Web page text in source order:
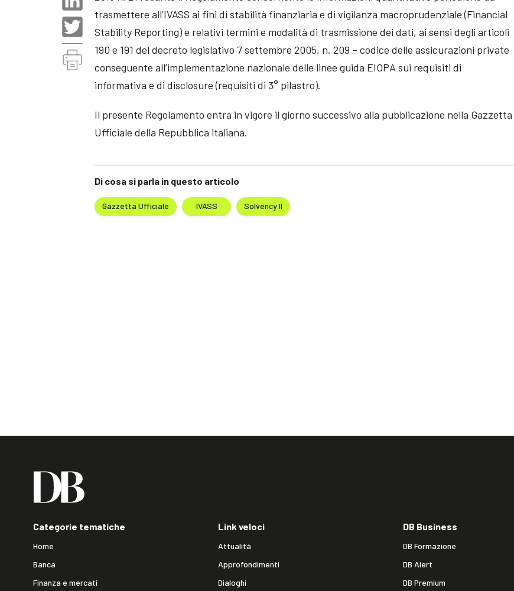
Di cosa si parla in questo articolo
Gazzetta Ufficiale IVASS Solvency II
trasmettere all’IVASS ai fini di stabilità finanziaria e di vigilanza macroprudenziale (Financial
Stability Reporting) e relativi termini e modalità di trasmissione dei dati, ai sensi degli articoli
190 e 191 del decreto legislativo 7 settembre 2005, n. 209 – codice delle assicurazioni private
conseguente all’implementazione nazionale delle linee guida EIOPA sui requisiti di
informativa e di disclosure (requisiti di 3° pilastro).
Il presente Regolamento entra in vigore il giorno successivo alla pubblicazione nella Gazzetta
Ufficiale della Repubblica italiana.
Categorie tematiche
Home
Banca
Finanza e mercati
Link veloci
Attualità
Approfondimenti
Dialoghi
DB Business
DB Formazione
DB Alert
DB Premium